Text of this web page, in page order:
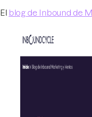
El blog de Inbound de